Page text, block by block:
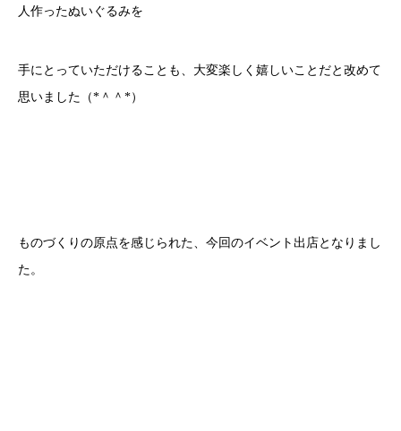
人作ったぬいぐるみを
手にとっていただけることも、大変楽しく嬉しいことだと改めて
思いました（*＾＾*）
ものづくりの原点を感じられた、今回のイベント出店となりまし
た。